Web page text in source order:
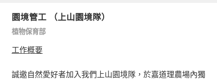
園境管工 （上山園境隊）
植物保育部
工作概要
誠邀自然愛好者加入我們上山園境隊，於嘉道理農場內獨